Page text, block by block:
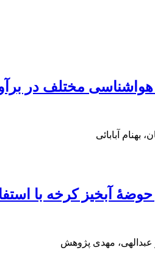
هواشناسی مختلف در
آبابائی
آبخیز کرخه با
عبدالهی، مهدی پژوهش